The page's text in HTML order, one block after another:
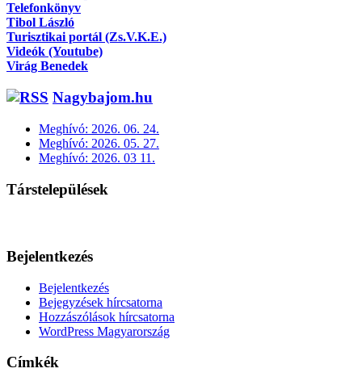
Telefonkönyv
Tibol László
Turisztikai portál (Zs.V.K.E.)
Videók (Youtube)
Virág Benedek
Nagybajom.hu
Meghívó: 2026. 06. 24.
Meghívó: 2026. 05. 27.
Meghívó: 2026. 03 11.
Társtelepülések
Bejelentkezés
Bejelentkezés
Bejegyzések hírcsatorna
Hozzászólások hírcsatorna
WordPress Magyarország
Címkék